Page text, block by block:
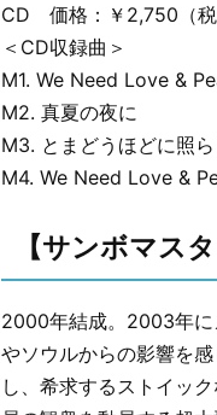
CD 価格：￥2,750（
＜CD収録曲＞
M1. We Need Love &
M2. 真夏の夜に
M3. とまどうほどに照
M4. We Need Love &
【サンボマスタ
2000年結成。2003年に
やソウルからの影響を
し、希求するストイッ